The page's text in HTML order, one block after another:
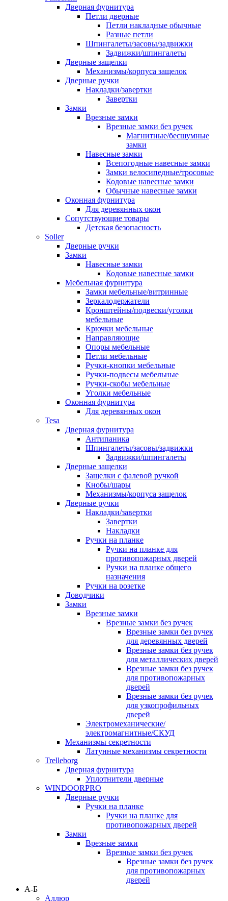
Дверная фурнитура
Петли дверные
Петли накладные обычные
Разные петли
Шпингалеты/засовы/задвижки
Задвижки/шпингалеты
Дверные защелки
Механизмы/корпуса защелок
Дверные ручки
Накладки/завертки
Завертки
Замки
Врезные замки
Врезные замки без ручек
Магнитные/бесшумные
замки
Навесные замки
Всепогодные навесные замки
Замки велосипедные/тросовые
Кодовые навесные замки
Обычные навесные замки
Оконная фурнитура
Для деревянных окон
Сопутствующие товары
Детская безопасность
Soller
Дверные ручки
Замки
Навесные замки
Кодовые навесные замки
Мебельная фурнитура
Замки мебельные/витринные
Зеркалодержатели
Кронштейны/подвески/уголки
мебельные
Крючки мебельные
Направляющие
Опоры мебельные
Петли мебельные
Ручки-кнопки мебельные
Ручки-подвесы мебельные
Ручки-скобы мебельные
Уголки мебельные
Оконная фурнитура
Для деревянных окон
Tesa
Дверная фурнитура
Антипаника
Шпингалеты/засовы/задвижки
Задвижки/шпингалеты
Дверные защелки
Защелки с фалевой ручкой
Кнобы/шары
Механизмы/корпуса защелок
Дверные ручки
Накладки/завертки
Завертки
Накладки
Ручки на планке
Ручки на планке для
противопожарных дверей
Ручки на планке общего
назначения
Ручки на розетке
Доводчики
Замки
Врезные замки
Врезные замки без ручек
Врезные замки без ручек
для деревянных дверей
Врезные замки без ручек
для металлических дверей
Врезные замки без ручек
для противопожарных
дверей
Врезные замки без ручек
для узкопрофильных
дверей
Электромеханические/
электромагнитные/СКУД
Механизмы секретности
Латунные механизмы секретности
Trelleborg
Дверная фурнитура
Уплотнители дверные
WINDOORPRO
Дверные ручки
Ручки на планке
Ручки на планке для
противопожарных дверей
Замки
Врезные замки
Врезные замки без ручек
Врезные замки без ручек
для противопожарных
дверей
А-Б
Аллюр